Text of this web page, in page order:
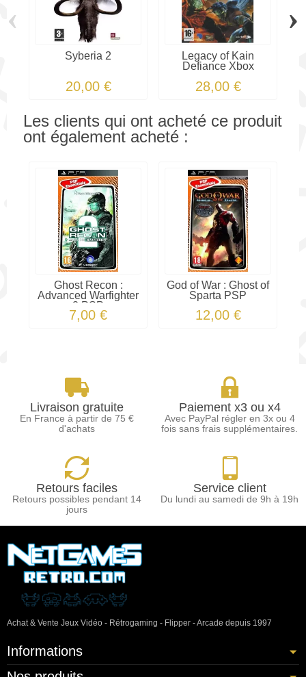
Syberia 2
20,00 €
Legacy of Kain
Defiance Xbox
28,00 €
‹ ›
Les clients qui ont acheté ce produit
ont également acheté :
Ghost Recon :
Advanced Warfighter
2 PSP
7,00 €
God of War : Ghost of
Sparta PSP
12,00 €
Livraison gratuite
En France à partir de 75 €
d'achats
Paiement x3 ou x4
Avec PayPal régler en 3x ou 4
fois sans frais supplémentaires.
Retours faciles
Retours possibles pendant 14
jours
Service client
Du lundi au samedi de 9h à 19h
Achat & Vente Jeux Vidéo - Rétrogaming - Flipper - Arcade depuis 1997
Informations